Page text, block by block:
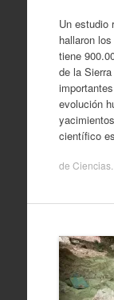
Un estudio
hallaron
tiene
de la
evolución
científico
de Ciencias.